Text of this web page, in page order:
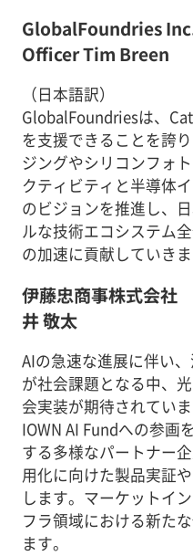
GlobalFoundries
Officer Tim Breen
（日本語訳）
GlobalFoundriesは、
を支援できることを誇
ジングやシリコンフォ
クティビティと半導体
のビジョンを推進し、
ルな技術エコシステム
の加速に貢献していきま
伊藤忠商事株式会社
井 敬太
AIの急速な進展に伴い
が社会課題となる中、
会実装が期待されてい
IOWN AI Fundへの参画
する多様なパートナー
用化に向けた製品実証
します。マーケットイ
フラ領域における新た
ます。